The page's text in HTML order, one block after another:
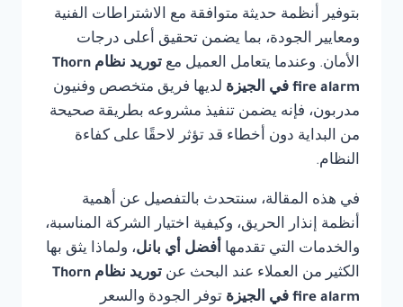
بتوفير أنظمة حديثة متوافقة مع الاشتراطات الفنية
ومعايير الجودة، بما يضمن تحقيق أعلى درجات
الأمان. وعندما يتعامل العميل مع
توريد نظام Thorn
fire alarm في الجيزة
لديها فريق متخصص وفنيون
مدربون، فإنه يضمن تنفيذ مشروعه بطريقة صحيحة
من البداية دون أخطاء قد تؤثر لاحقًا على كفاءة
النظام.
في هذه المقالة، سنتحدث بالتفصيل عن أهمية
أنظمة إنذار الحريق، وكيفية اختيار الشركة المناسبة،
والخدمات التي تقدمها أفضل أي بانل، ولماذا يثق بها
الكثير من العملاء عند البحث عن
توريد نظام Thorn
fire alarm في الجيزة
توفر الجودة والسعر